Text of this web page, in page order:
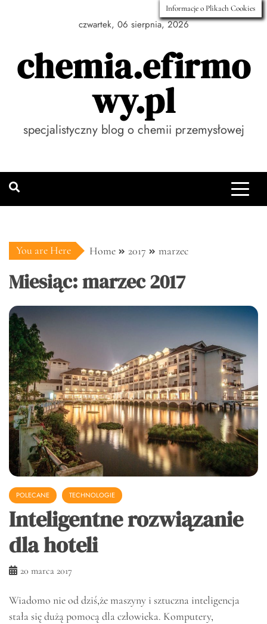
czwartek, 06 sierpnia, 2026
chemia.efirmo
wy.pl
specjalistyczny blog o chemii przemysłowej
You are Here Home 2017 marzec
Miesiąc:marzec 2017
POLECANE TECHNOLOGIE
Inteligentne rozwiązanie
dla hoteli
20 marca 2017
Wiadomo nie od dziś,że maszyny i sztuczna inteligencja
stała się dużą pomocą dla człowieka. Komputery,
Informacje o Plikach Cookies